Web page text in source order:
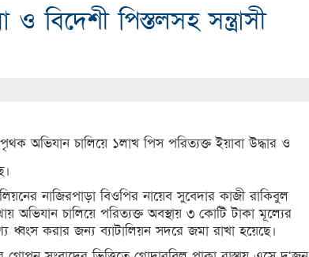
বিদেশী পিস্তলসহ সন্ত্রাসী
অভিযান চালিয়ে ১লাখ পিস পরিত্যক্ত ইয়াবা উদ্ধার ও
নাজিরপাড়া বিওপির নায়েব সুবেদার কাজী রাকিবুল
অভিযান চালিয়ে পরিত্যক্ত অবস্থায় ৩ কোটি টাকা মূল্যের
ধ্বংস করার জন্য ব্যাটালিয়ন সদরে জমা রাখা হয়েছে।